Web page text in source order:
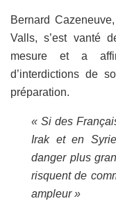
Bernard
Valls, s’est vanté
mesure et a
d’interdictions de
préparation.
« Si des
Irak et en
danger plus
risquent de
ampleur »